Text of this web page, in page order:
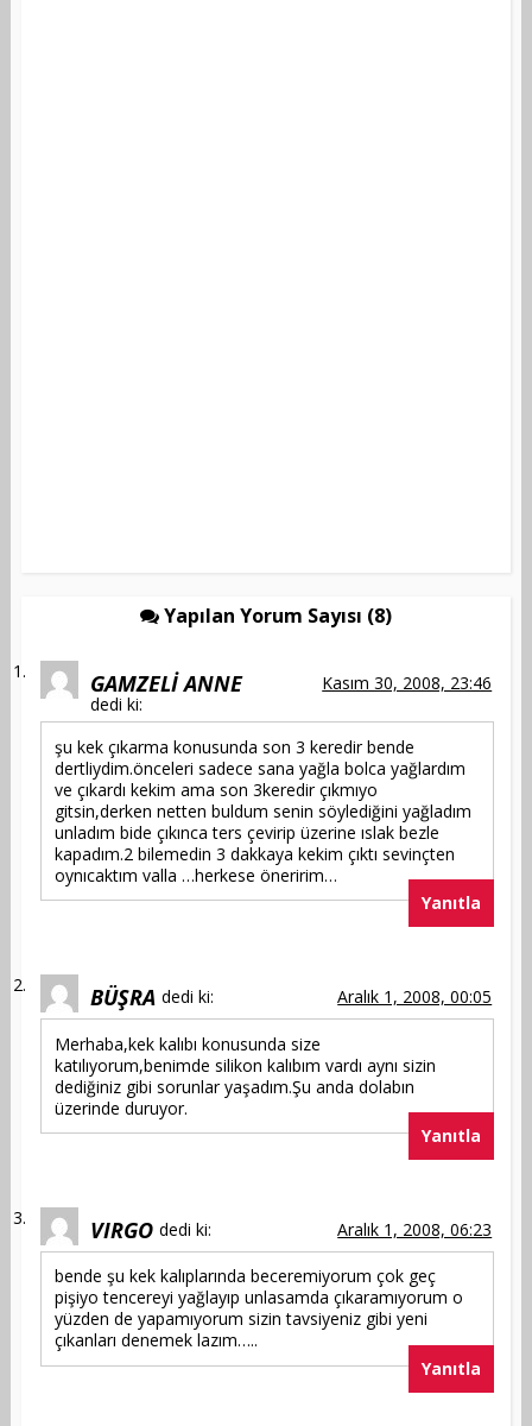
Yapılan Yorum Sayısı (8)
GAMZELİ ANNE
dedi ki:
Kasım 30, 2008, 23:46
şu kek çıkarma konusunda son 3 keredir bende
dertliydim.önceleri sadece sana yağla bolca yağlardım
ve çıkardı kekim ama son 3keredir çıkmıyo
gitsin,derken netten buldum senin söylediğini yağladım
unladım bide çıkınca ters çevirip üzerine ıslak bezle
kapadım.2 bilemedin 3 dakkaya kekim çıktı sevinçten
oynıcaktım valla …herkese öneririm…
Yanıtla
BÜŞRA dedi ki: Aralık 1, 2008, 00:05
Merhaba,kek kalıbı konusunda size
katılıyorum,benimde silikon kalıbım vardı aynı sizin
dediğiniz gibi sorunlar yaşadım.Şu anda dolabın
üzerinde duruyor.
Yanıtla
VIRGO dedi ki: Aralık 1, 2008, 06:23
bende şu kek kalıplarında beceremiyorum çok geç
pişiyo tencereyi yağlayıp unlasamda çıkaramıyorum o
yüzden de yapamıyorum sizin tavsiyeniz gibi yeni
çıkanları denemek lazım…..
Yanıtla